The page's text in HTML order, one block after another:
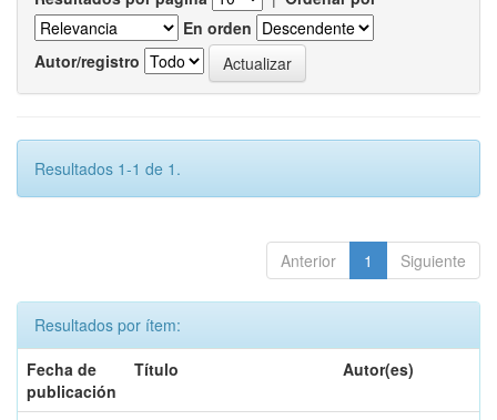
En orden
Autor/registro
Resultados 1-1 de 1.
Anterior 1 Siguiente
Resultados por ítem:
Fecha de
publicación
Título Autor(es)